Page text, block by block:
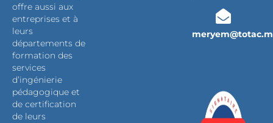
offre aussi aux
entreprises et à
leurs
départements de
formation des
services
d’ingénierie
pédagogique et
de certification
de leurs